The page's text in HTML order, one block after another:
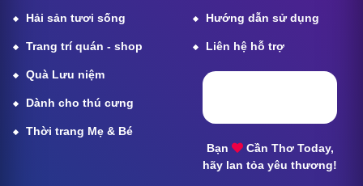
Hải sản tươi sống
Trang trí quán - shop
Quà Lưu niệm
Dành cho thú cưng
Thời trang Mẹ & Bé
Hướng dẫn sử dụng
Liên hệ hỗ trợ
Bạn
Cần Thơ Today,
hãy lan tỏa yêu thương!